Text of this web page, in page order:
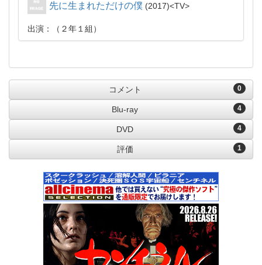
先に生まれただけの僕 2017 TV
出演：（２年１組）
0
コメント
4
Blu-ray
4
DVD
1
評価